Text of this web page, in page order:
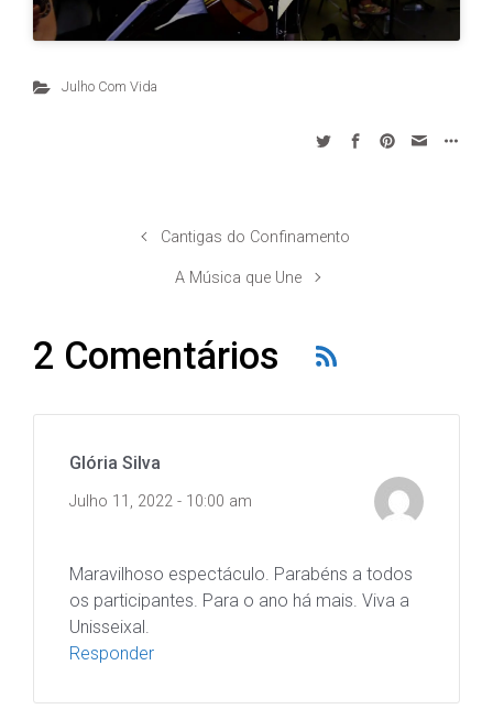
Julho Com Vida
Cantigas do Confinamento
A Música que Une
2 Comentários
Glória Silva
Julho 11, 2022 - 10:00 am
Maravilhoso espectáculo. Parabéns a todos
os participantes. Para o ano há mais. Viva a
Unisseixal.
Responder